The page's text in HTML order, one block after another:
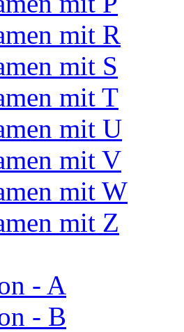
mit R
mit S
mit T
mit U
mit V
mit W
mit Z
- A
- B